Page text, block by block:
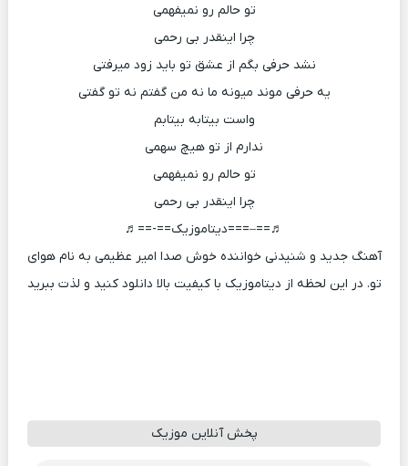
تو حالم رو نمیفهمی
چرا اینقدر بی رحمی
نشد حرفی بگم از عشق تو باید زود میرفتی
یه حرفی موند میونه ما نه من گفتم نه تو گفتی
واست بیتابه بیتابم
ندارم از تو هیچ سهمی
تو حالم رو نمیفهمی
چرا اینقدر بی رحمی
♬==–===دیتاموزیک==-==♬
آهنگ جدید و شنیدنی خواننده خوش صدا امیر عظیمی به نام هوای
تو. در این لحظه از دیتاموزیک با کیفیت بالا دانلود کنید و لذت ببرید
پخش آنلاین موزیک